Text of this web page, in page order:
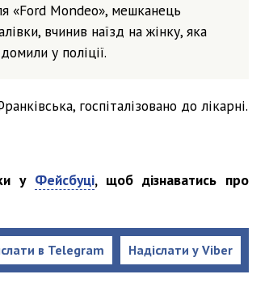
«Ford Mondeo», мешканець
вчинив наїзд на жінку, яка
у поліції.
госпіталізовано до лікарні.
у Фейсбуці, щоб дізнаватись про
Надіслати у Viber
в Telegram